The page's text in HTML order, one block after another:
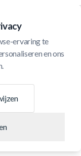
ervaring te
en ons